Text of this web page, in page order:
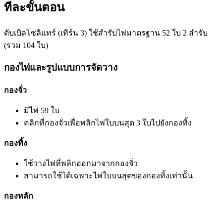
ทีละขั้นตอน
ดับเบิลโซลิแทร์ (เทิร์น 3) ใช้สำรับไพ่มาตรฐาน 52 ใบ 2 สำรับ
(รวม 104 ใบ)
กองไพ่และรูปแบบการจัดวาง
กองจั่ว
มีไพ่ 59 ใบ
คลิกที่กองจั่วเพื่อพลิกไพ่ใบบนสุด 3 ใบไปยังกองทิ้ง
กองทิ้ง
ใช้วางไพ่ที่พลิกออกมาจากกองจั่ว
สามารถใช้ได้เฉพาะไพ่ใบบนสุดของกองทิ้งเท่านั้น
กองหลัก